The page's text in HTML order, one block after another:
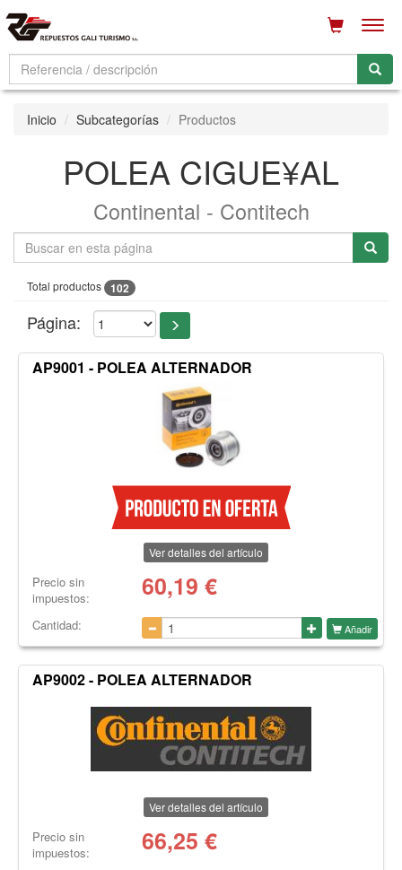
Inicio Subcategorías Productos
POLEA CIGUE¥AL
Continental - Contitech
Total productos 102
Página:
AP9001 - POLEA ALTERNADOR
Ver detalles del artículo
Precio sin
impuestos:
60,19 €
Cantidad: Añadir
AP9002 - POLEA ALTERNADOR
Ver detalles del artículo
Precio sin
impuestos:
66,25 €